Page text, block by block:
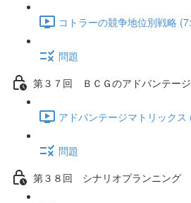
コトラーの競争地位別戦略
問題
第３７回 ＢＣＧのアドバンテー
アドバンテージマトリックス
問題
第３８回 シナリオプランニング